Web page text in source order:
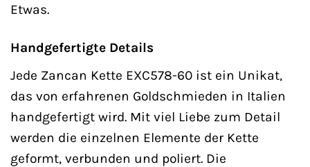
Etwas.
Handgefertigte Details
Jede Zancan Kette EXC578-60 ist ein Unikat,
das von erfahrenen Goldschmieden in Italien
handgefertigt wird. Mit viel Liebe zum Detail
werden die einzelnen Elemente der Kette
geformt, verbunden und poliert. Die